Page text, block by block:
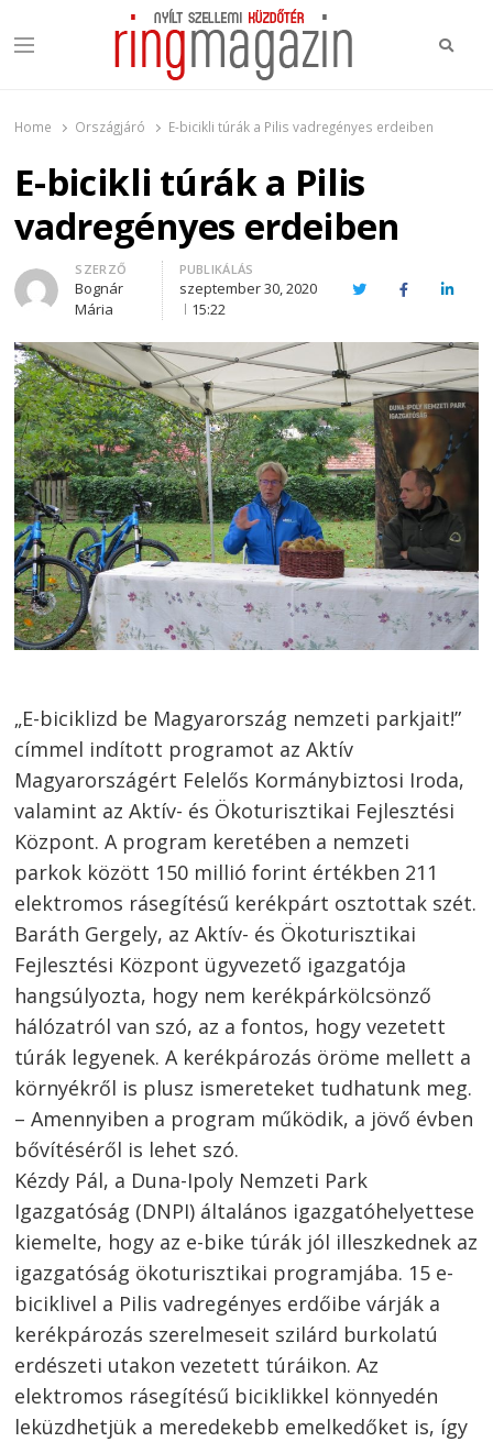
Menu
Home Országjáró E-bicikli túrák a Pilis vadregényes erdeiben
E-bicikli túrák a Pilis
vadregényes erdeiben
Author
SZERZŐ
Bognár
Mária
PUBLIKÁLÁS
szeptember 30, 2020
15:22
TwitterFacebook
„E-biciklizd be Magyarország nemzeti parkjait!”
címmel indított programot az Aktív
Magyarországért Felelős Kormánybiztosi Iroda,
valamint az Aktív- és Ökoturisztikai Fejlesztési
Központ. A program keretében a nemzeti
parkok között 150 millió forint értékben 211
elektromos rásegítésű kerékpárt osztottak szét.
Baráth Gergely, az Aktív- és Ökoturisztikai
Fejlesztési Központ ügyvezető igazgatója
hangsúlyozta, hogy nem kerékpárkölcsönző
hálózatról van szó, az a fontos, hogy vezetett
túrák legyenek. A kerékpározás öröme mellett a
környékről is plusz ismereteket tudhatunk meg.
– Amennyiben a program működik, a jövő évben
bővítéséről is lehet szó.
Kézdy Pál, a Duna-Ipoly Nemzeti Park
Igazgatóság (DNPI) általános igazgatóhelyettese
kiemelte, hogy az e-bike túrák jól illeszkednek az
igazgatóság ökoturisztikai programjába. 15 e-
biciklivel a Pilis vadregényes erdőibe várják a
kerékpározás szerelmeseit szilárd burkolatú
erdészeti utakon vezetett túráikon. Az
elektromos rásegítésű biciklikkel könnyedén
leküzdhetjük a meredekebb emelkedőket is, így